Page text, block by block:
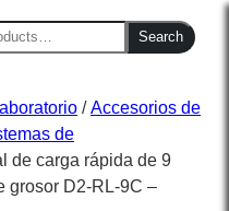
Search
/Accesorios de
de
de carga rápida de 9
grosor D2-RL-9C –